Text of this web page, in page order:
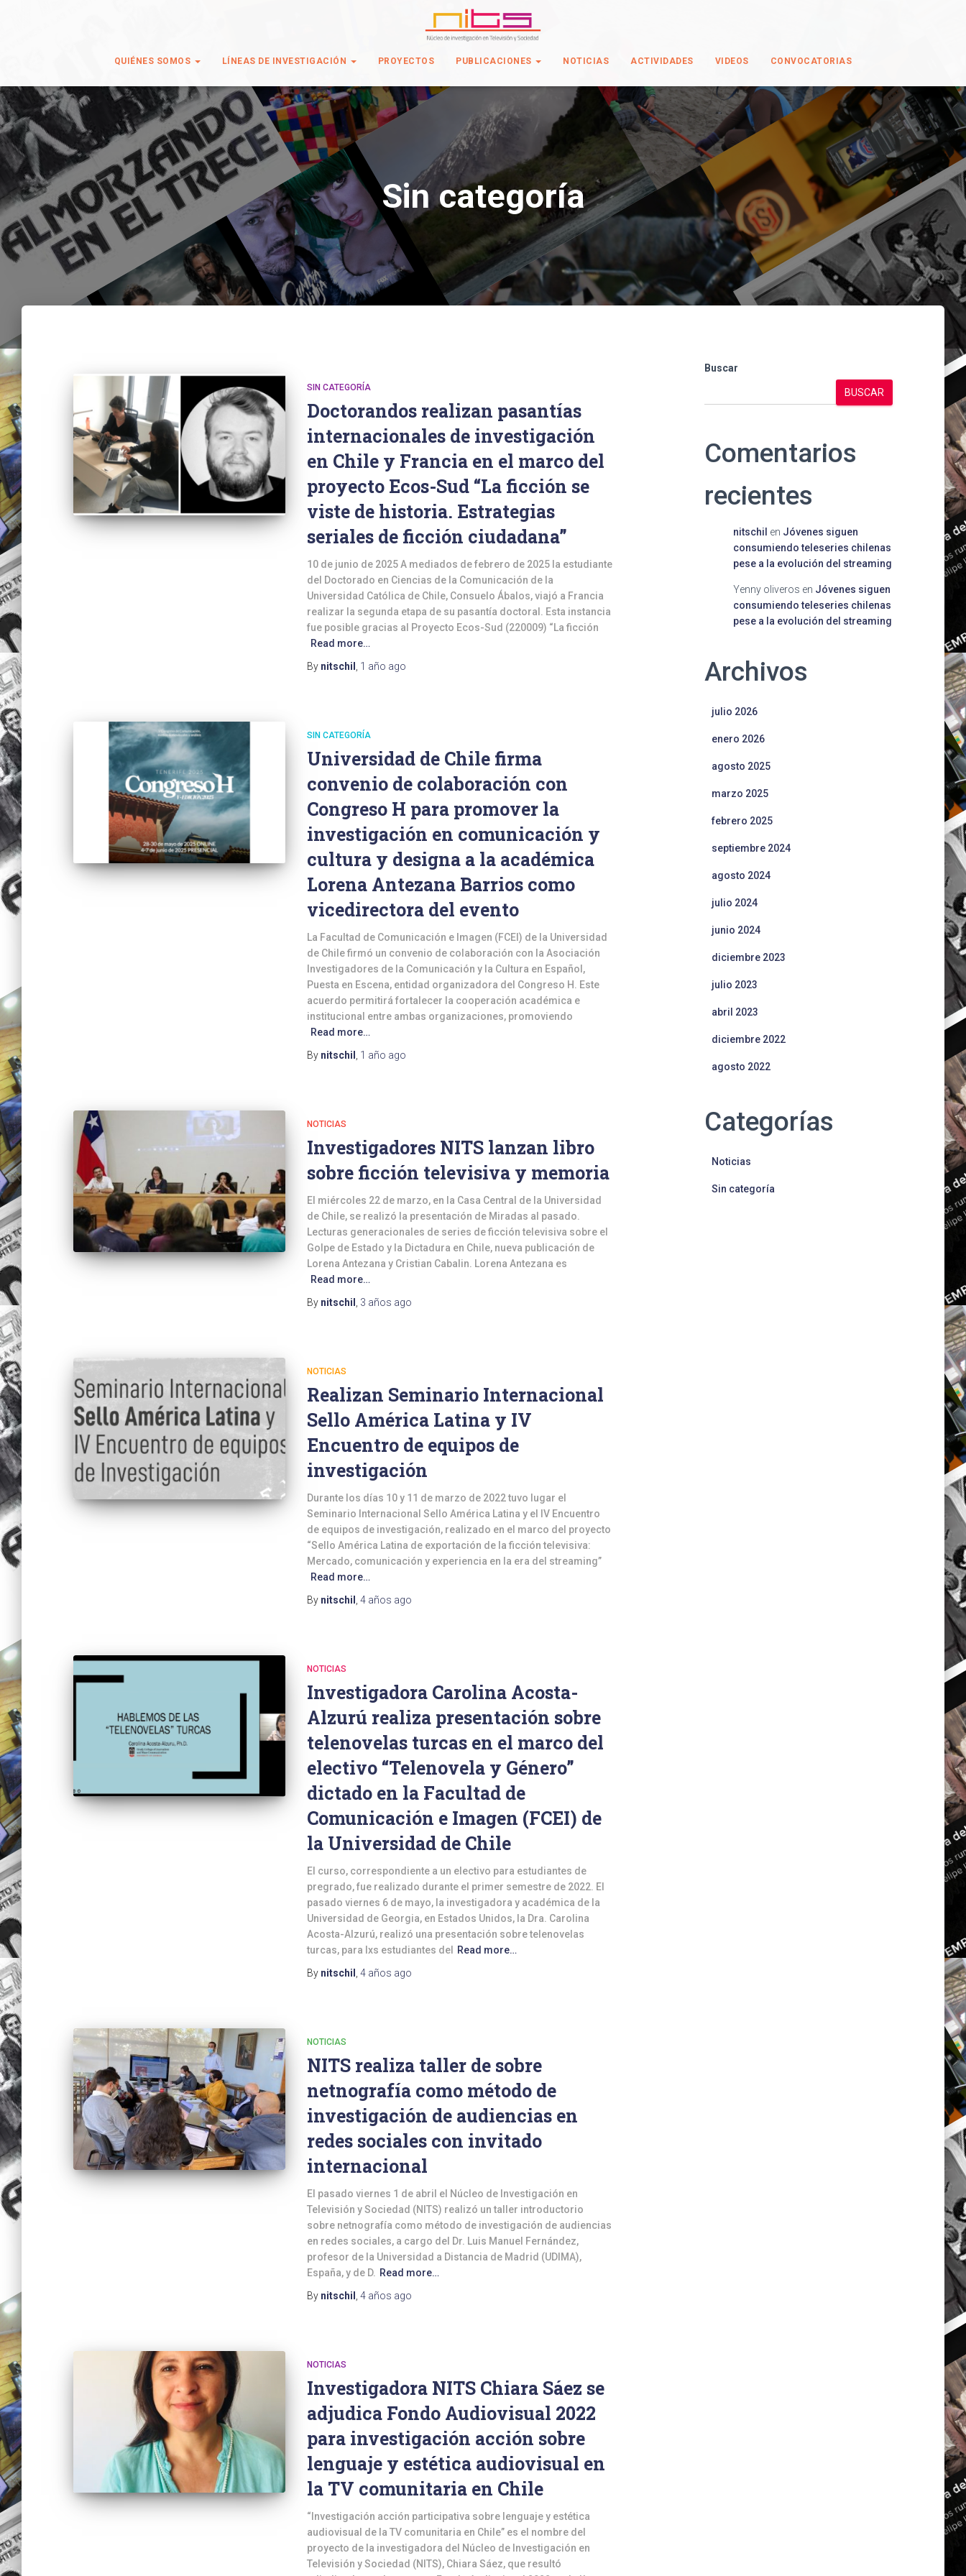
QUIÉNES SOMOS LÍNEAS DE INVESTIGACIÓN PROYECTOS PUBLICACIONES NOTICIAS ACTIVIDADES VIDEOS CONVOCATORIAS
Sin categoría
SIN CATEGORÍA
Doctorandos realizan pasantías
internacionales de investigación
en Chile y Francia en el marco del
proyecto Ecos-Sud “La ficción se
viste de historia. Estrategias
seriales de ficción ciudadana”
10 de junio de 2025 A mediados de febrero de 2025 la estudiante
del Doctorado en Ciencias de la Comunicación de la
Universidad Católica de Chile, Consuelo Ábalos, viajó a Francia
realizar la segunda etapa de su pasantía doctoral. Esta instancia
fue posible gracias al Proyecto Ecos-Sud (220009) “La ficción
Read more…
By nitschil 1 año ago
SIN CATEGORÍA
Universidad de Chile firma
convenio de colaboración con
Congreso H para promover la
investigación en comunicación y
cultura y designa a la académica
Lorena Antezana Barrios como
vicedirectora del evento
La Facultad de Comunicación e Imagen (FCEI) de la Universidad
de Chile firmó un convenio de colaboración con la Asociación
Investigadores de la Comunicación y la Cultura en Español,
Puesta en Escena, entidad organizadora del Congreso H. Este
acuerdo permitirá fortalecer la cooperación académica e
institucional entre ambas organizaciones, promoviendo
Read more…
By nitschil 1 año ago
NOTICIAS
Investigadores NITS lanzan libro
sobre ficción televisiva y memoria
El miércoles 22 de marzo, en la Casa Central de la Universidad
de Chile, se realizó la presentación de Miradas al pasado.
Lecturas generacionales de series de ficción televisiva sobre el
Golpe de Estado y la Dictadura en Chile, nueva publicación de
Lorena Antezana y Cristian Cabalin. Lorena Antezana es
Read more…
By nitschil 3 años ago
NOTICIAS
Realizan Seminario Internacional
Sello América Latina y IV
Encuentro de equipos de
investigación
Durante los días 10 y 11 de marzo de 2022 tuvo lugar el
Seminario Internacional Sello América Latina y el IV Encuentro
de equipos de investigación, realizado en el marco del proyecto
“Sello América Latina de exportación de la ficción televisiva:
Mercado, comunicación y experiencia en la era del streaming”
Read more…
By nitschil 4 años ago
NOTICIAS
Investigadora Carolina Acosta-
Alzurú realiza presentación sobre
telenovelas turcas en el marco del
electivo “Telenovela y Género”
dictado en la Facultad de
Comunicación e Imagen (FCEI) de
la Universidad de Chile
El curso, correspondiente a un electivo para estudiantes de
pregrado, fue realizado durante el primer semestre de 2022. El
pasado viernes 6 de mayo, la investigadora y académica de la
Universidad de Georgia, en Estados Unidos, la Dra. Carolina
Acosta-Alzurú, realizó una presentación sobre telenovelas
turcas, para lxs estudiantes del
Read more…
By nitschil 4 años ago
NOTICIAS
NITS realiza taller de sobre
netnografía como método de
investigación de audiencias en
redes sociales con invitado
internacional
El pasado viernes 1 de abril el Núcleo de Investigación en
Televisión y Sociedad (NITS) realizó un taller introductorio
sobre netnografía como método de investigación de audiencias
en redes sociales, a cargo del Dr. Luis Manuel Fernández,
profesor de la Universidad a Distancia de Madrid (UDIMA),
España, y de D. Read more…
By nitschil 4 años ago
NOTICIAS
Investigadora NITS Chiara Sáez se
adjudica Fondo Audiovisual 2022
para investigación acción sobre
lenguaje y estética audiovisual en
la TV comunitaria en Chile
“Investigación acción participativa sobre lenguaje y estética
audiovisual de la TV comunitaria en Chile” es el nombre del
proyecto de la investigadora del Núcleo de Investigación en
Televisión y Sociedad (NITS), Chiara Sáez, que resultó
Buscar
BUSCAR
Comentarios
recientes
nitschil en Jóvenes siguen
consumiendo teleseries chilenas
pese a la evolución del streaming
Yenny oliveros en Jóvenes siguen
consumiendo teleseries chilenas
pese a la evolución del streaming
Archivos
julio 2026
enero 2026
agosto 2025
marzo 2025
febrero 2025
septiembre 2024
agosto 2024
julio 2024
junio 2024
diciembre 2023
julio 2023
abril 2023
diciembre 2022
agosto 2022
Categorías
Noticias
Sin categoría